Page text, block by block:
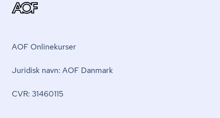
AOF Onlinekurser
Juridisk navn: AOF Danmark
CVR: 31460115